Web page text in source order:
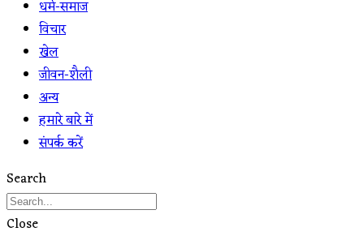
धर्म-समाज
विचार
खेल
जीवन-शैली
अन्य
हमारे बारे में
संपर्क करें
Search
Close